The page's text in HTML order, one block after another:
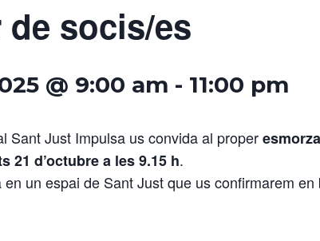
de socis/es
@ 9:00 am - 11:00 pm
Sant Just Impulsa us convida al proper
21 d’octubre a les 9.15 h.
un espai de Sant Just que us confirmarem en